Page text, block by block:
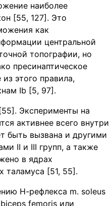
наиболее
[55, 127]. Это
как
центральной
топографии, но
пресинаптическое
этого правила,
Ib [5, 97].
Эксперименты на
активнее всего внутри
быть вызвана и другими
II и III групп, а также
в ядрах
таламуса [51, 55].
Н-рефлекса m. soleus
femoris или